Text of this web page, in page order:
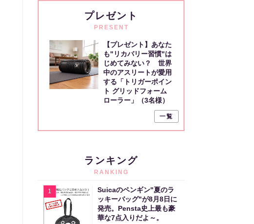
プレゼント
PRESENT
【プレゼント】あなた
も"リカバリー習慣"は
じめてみない？ 世界
中のアスリートが愛用
する「トリガーポイン
ト グリッドフォーム
ローラー」（3名様）
一覧
ランキング
RANKING
1
Suicaのペンギン"夏のラ
ッキーバッグ"が8月8日に
発売。Pensta史上最も豪
華な7点入りだよ～。